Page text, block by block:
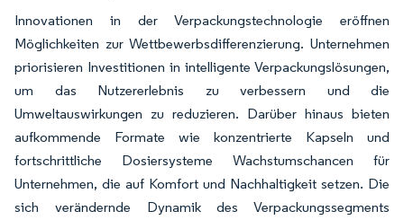
Innovationen in der Verpackungstechnologie eröffnen
Möglichkeiten zur Wettbewerbsdifferenzierung. Unternehmen
priorisieren Investitionen in intelligente Verpackungslösungen,
um das Nutzererlebnis zu verbessern und die
Umweltauswirkungen zu reduzieren. Darüber hinaus bieten
aufkommende Formate wie konzentrierte Kapseln und
fortschrittliche Dosiersysteme Wachstumschancen für
Unternehmen, die auf Komfort und Nachhaltigkeit setzen. Die
sich verändernde Dynamik des Verpackungssegments